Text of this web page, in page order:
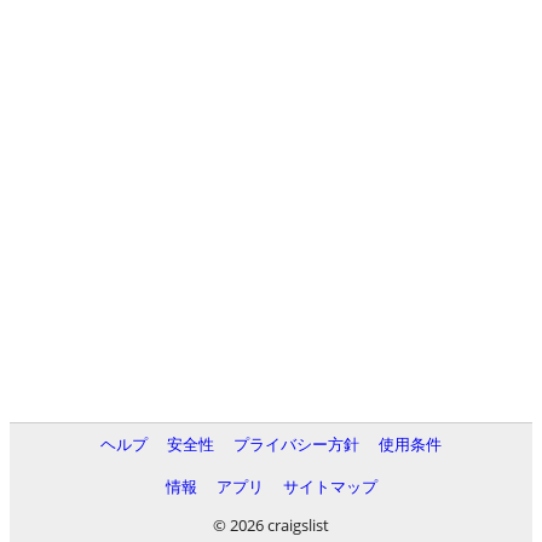
ヘルプ 安全性 プライバシー方針
使用条件
情報
アプリ
サイトマップ
© 2026 craigslist